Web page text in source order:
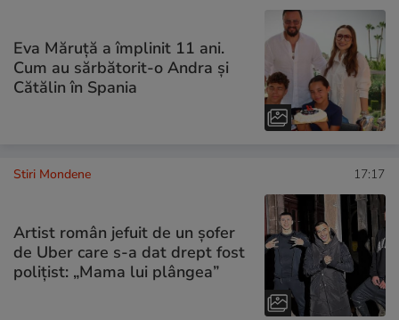
Eva Măruță a împlinit 11 ani.
Cum au sărbătorit-o Andra și
Cătălin în Spania
Stiri Mondene 17:17
Artist român jefuit de un șofer
de Uber care s-a dat drept fost
polițist: „Mama lui plângea”